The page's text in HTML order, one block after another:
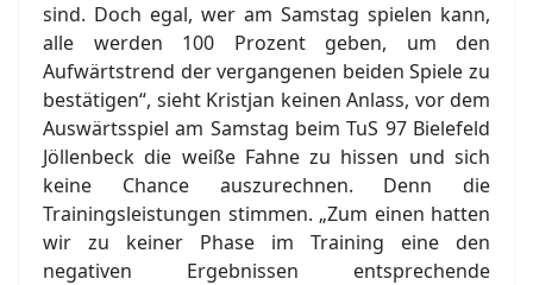
sind. Doch egal, wer am Samstag spielen kann,
alle werden 100 Prozent geben, um den
Aufwärtstrend der vergangenen beiden Spiele zu
bestätigen“, sieht Kristjan keinen Anlass, vor dem
Auswärtsspiel am Samstag beim TuS 97 Bielefeld
Jöllenbeck die weiße Fahne zu hissen und sich
keine Chance auszurechnen. Denn die
Trainingsleistungen stimmen. „Zum einen hatten
wir zu keiner Phase im Training eine den
negativen Ergebnissen entsprechende